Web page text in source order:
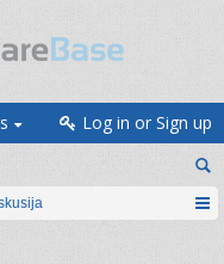
Log in or Sign up